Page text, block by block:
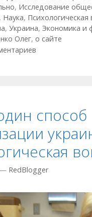
, Исследование
, Наука, Психологическая
, Украина, Экономика и
Олег, о сайте
способ
— RedBlogger